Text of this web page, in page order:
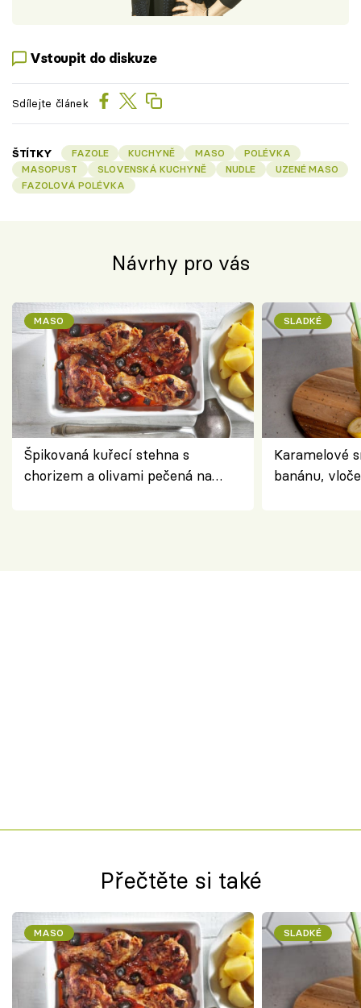
Vstoupit do diskuze
Sdílejte článek
ŠTÍTKY FAZOLE KUCHYNĚ MASO
POLÉVKA
MASOPUST
SLOVENSKÁ KUCHYNĚ NUDLE
UZENÉ MASO
FAZOLOVÁ POLÉVKA
Návrhy pro vás
MASO
Špikovaná kuřecí stehna s
chorizem a olivami pečená na
SLADKÉ
Karamelové
banánu,
Přečtěte si také
MASO SLADKÉ